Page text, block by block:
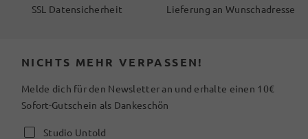
SSL Datensicherheit Lieferung an Wunschadresse
NICHTS MEHR VERPASSEN!
Melde dich für den Newsletter an und erhalte einen 10€
Sofort-Gutschein als Dankeschön
Studio Untold